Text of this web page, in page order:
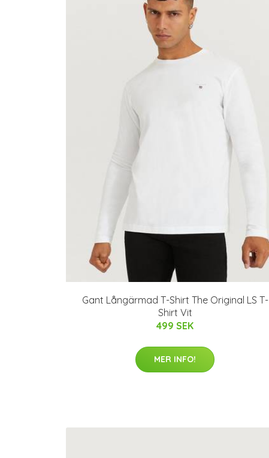
Gant Långärmad T-Shirt The Original LS T-
Shirt Vit
499 SEK
MER INFO!